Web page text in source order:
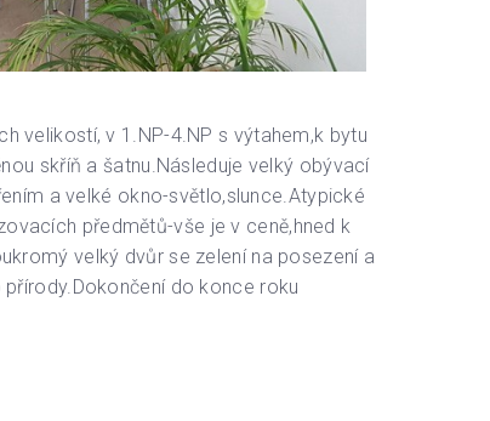
velikostí, v 1.NP-4.NP s výtahem,k bytu
skříň a šatnu.Následuje velký obývací
a velké okno-světlo,slunce.Atypické
předmětů-vše je v ceně,hned k
velký dvůr se zelení na posezení a
do konce roku